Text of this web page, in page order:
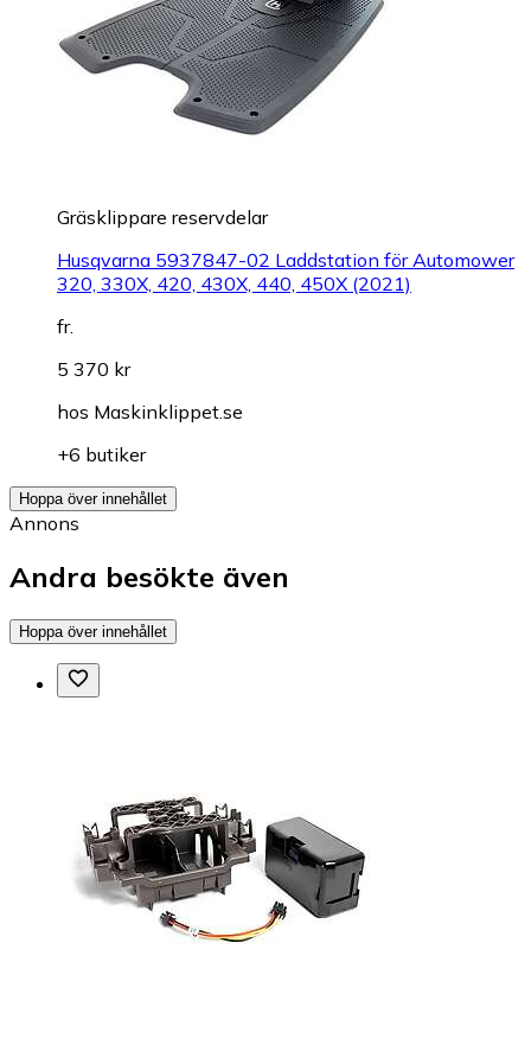
Gräsklippare reservdelar
Husqvarna 5937847-02 Laddstation för Automower
320, 330X, 420, 430X, 440, 450X (2021)
fr.
5 370 kr
hos Maskinklippet.se
+6 butiker
Hoppa över innehållet
Annons
Andra besökte även
Hoppa över innehållet